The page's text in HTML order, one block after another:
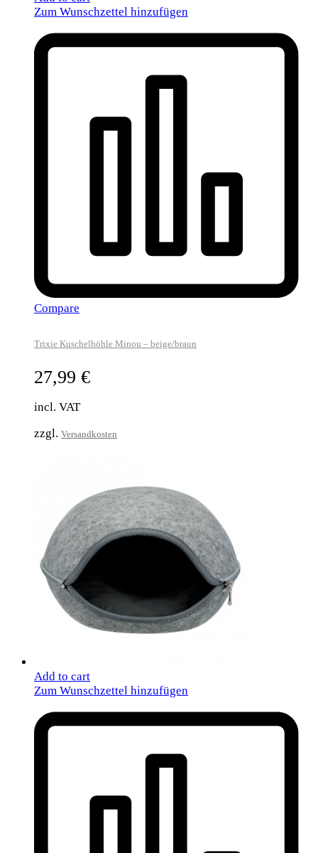
Zum Wunschzettel hinzufügen
Compare
Trixie Kuschelhöhle Minou – beige/braun
27,99 €
incl. VAT
zzgl. Versandkosten
Add to cart
Zum Wunschzettel hinzufügen